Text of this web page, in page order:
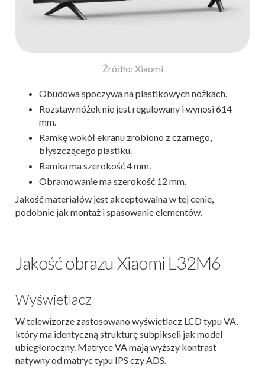
Źródło: Xiaomi
Obudowa spoczywa na plastikowych nóżkach.
Rozstaw nóżek nie jest regulowany i wynosi 614
mm.
Ramkę wokół ekranu zrobiono z czarnego,
błyszczącego plastiku.
Ramka ma szerokość 4 mm.
Obramowanie ma szerokość 12 mm.
Jakość materiałów jest akceptowalna w tej cenie,
podobnie jak montaż i spasowanie elementów.
Jakość obrazu Xiaomi L32M6
Wyświetlacz
W telewizorze zastosowano wyświetlacz LCD typu VA,
który ma identyczną strukturę subpikseli jak model
ubiegłoroczny. Matryce VA mają wyższy kontrast
natywny od matryc typu IPS czy ADS.